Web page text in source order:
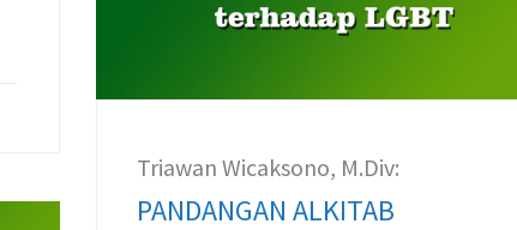
Triawan Wicaksono, M.Div:
PANDANGAN ALKITAB